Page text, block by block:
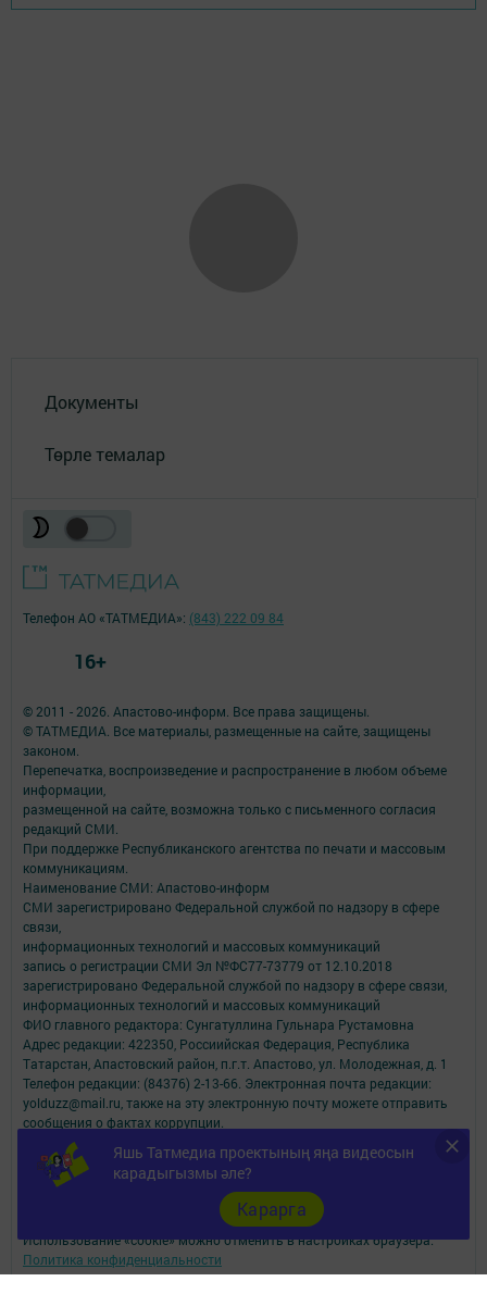
Документы
Төрле темалар
Яшь Татмедиа проектының яңа видеосын
карадыгызмы әле?
Карарга
© 2011 - 2026. Апастово-информ. Все права защищены.
© ТАТМЕДИА. Все материалы, размещенные на сайте, защищены
законом.
Перепечатка, воспроизведение и распространение в любом объеме
информации,
размещенной на сайте, возможна только с письменного согласия
редакций СМИ.
При поддержке Республиканского агентства по печати и массовым
коммуникациям.
Наименование СМИ: Апастово-информ
СМИ зарегистрировано Федеральной службой по надзору в сфере
связи,
информационных технологий и массовых коммуникаций
запись о регистрации СМИ Эл №ФС77-73779 от 12.10.2018
зарегистрировано Федеральной службой по надзору в сфере связи,
информационных технологий и массовых коммуникаций
ФИО главного редактора: Сунгатуллина Гульнара Рустамовна
Адрес редакции: 422350, Россиийская Федерация, Республика
Татарстан, Апастовский район, п.г.т. Апастово, ул. Молодежная, д. 1
Телефон редакции: (84376) 2-13-66. Электронная почта редакции:
yolduzz@mail.ru, также на эту электронную почту можете отправить
сообщения о фактах коррупции.
Учредитель СМИ: АО «ТАТМЕДИА»
Антикоррупционная политика
АО «ТАТМЕДИА» использует «cookie»
для персонализации сервисов и
удобства пользователей сайтом.
Использование «cookie» можно отменить в настройках браузера.
Политика конфиденциальности
Телефон АО «ТАТМЕДИА»: (843) 222 09 84
16+